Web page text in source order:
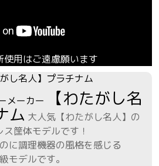
使用はご遠慮願います
メーカー 【わたがし名
ム 大人気【わたがし名人】の
ス筐体モデルです！
に調理機器の風格を感じる
モデルです。